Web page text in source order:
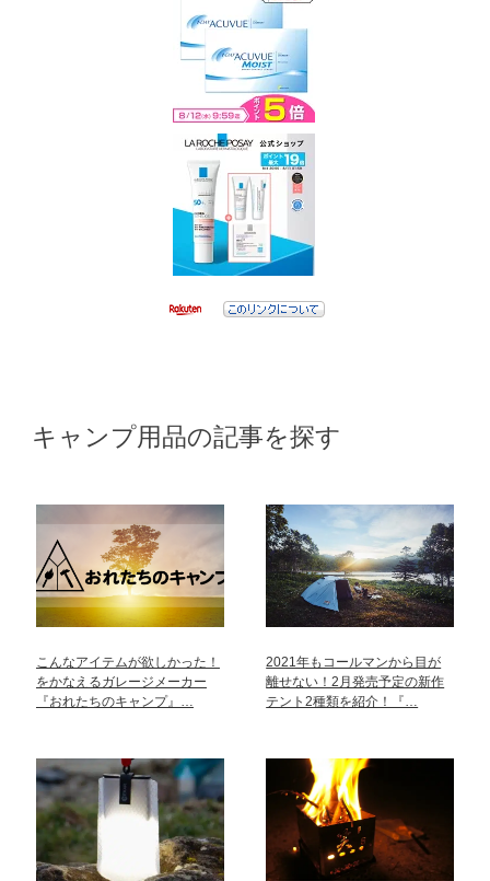
キャンプ用品の記事を探す
こんなアイテムが欲しかった！
をかなえるガレージメーカー
『おれたちのキャンプ』…
2021年もコールマンから目が
離せない！2月発売予定の新作
テント2種類を紹介！『…